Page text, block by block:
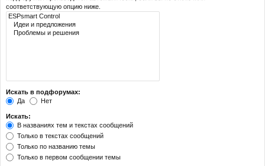
соответствующую опцию ниже.
Искать в подфорумах:
Да
Нет
Искать:
В названиях тем и текстах сообщений
Только в текстах сообщений
Только по названию темы
Только в первом сообщении темы